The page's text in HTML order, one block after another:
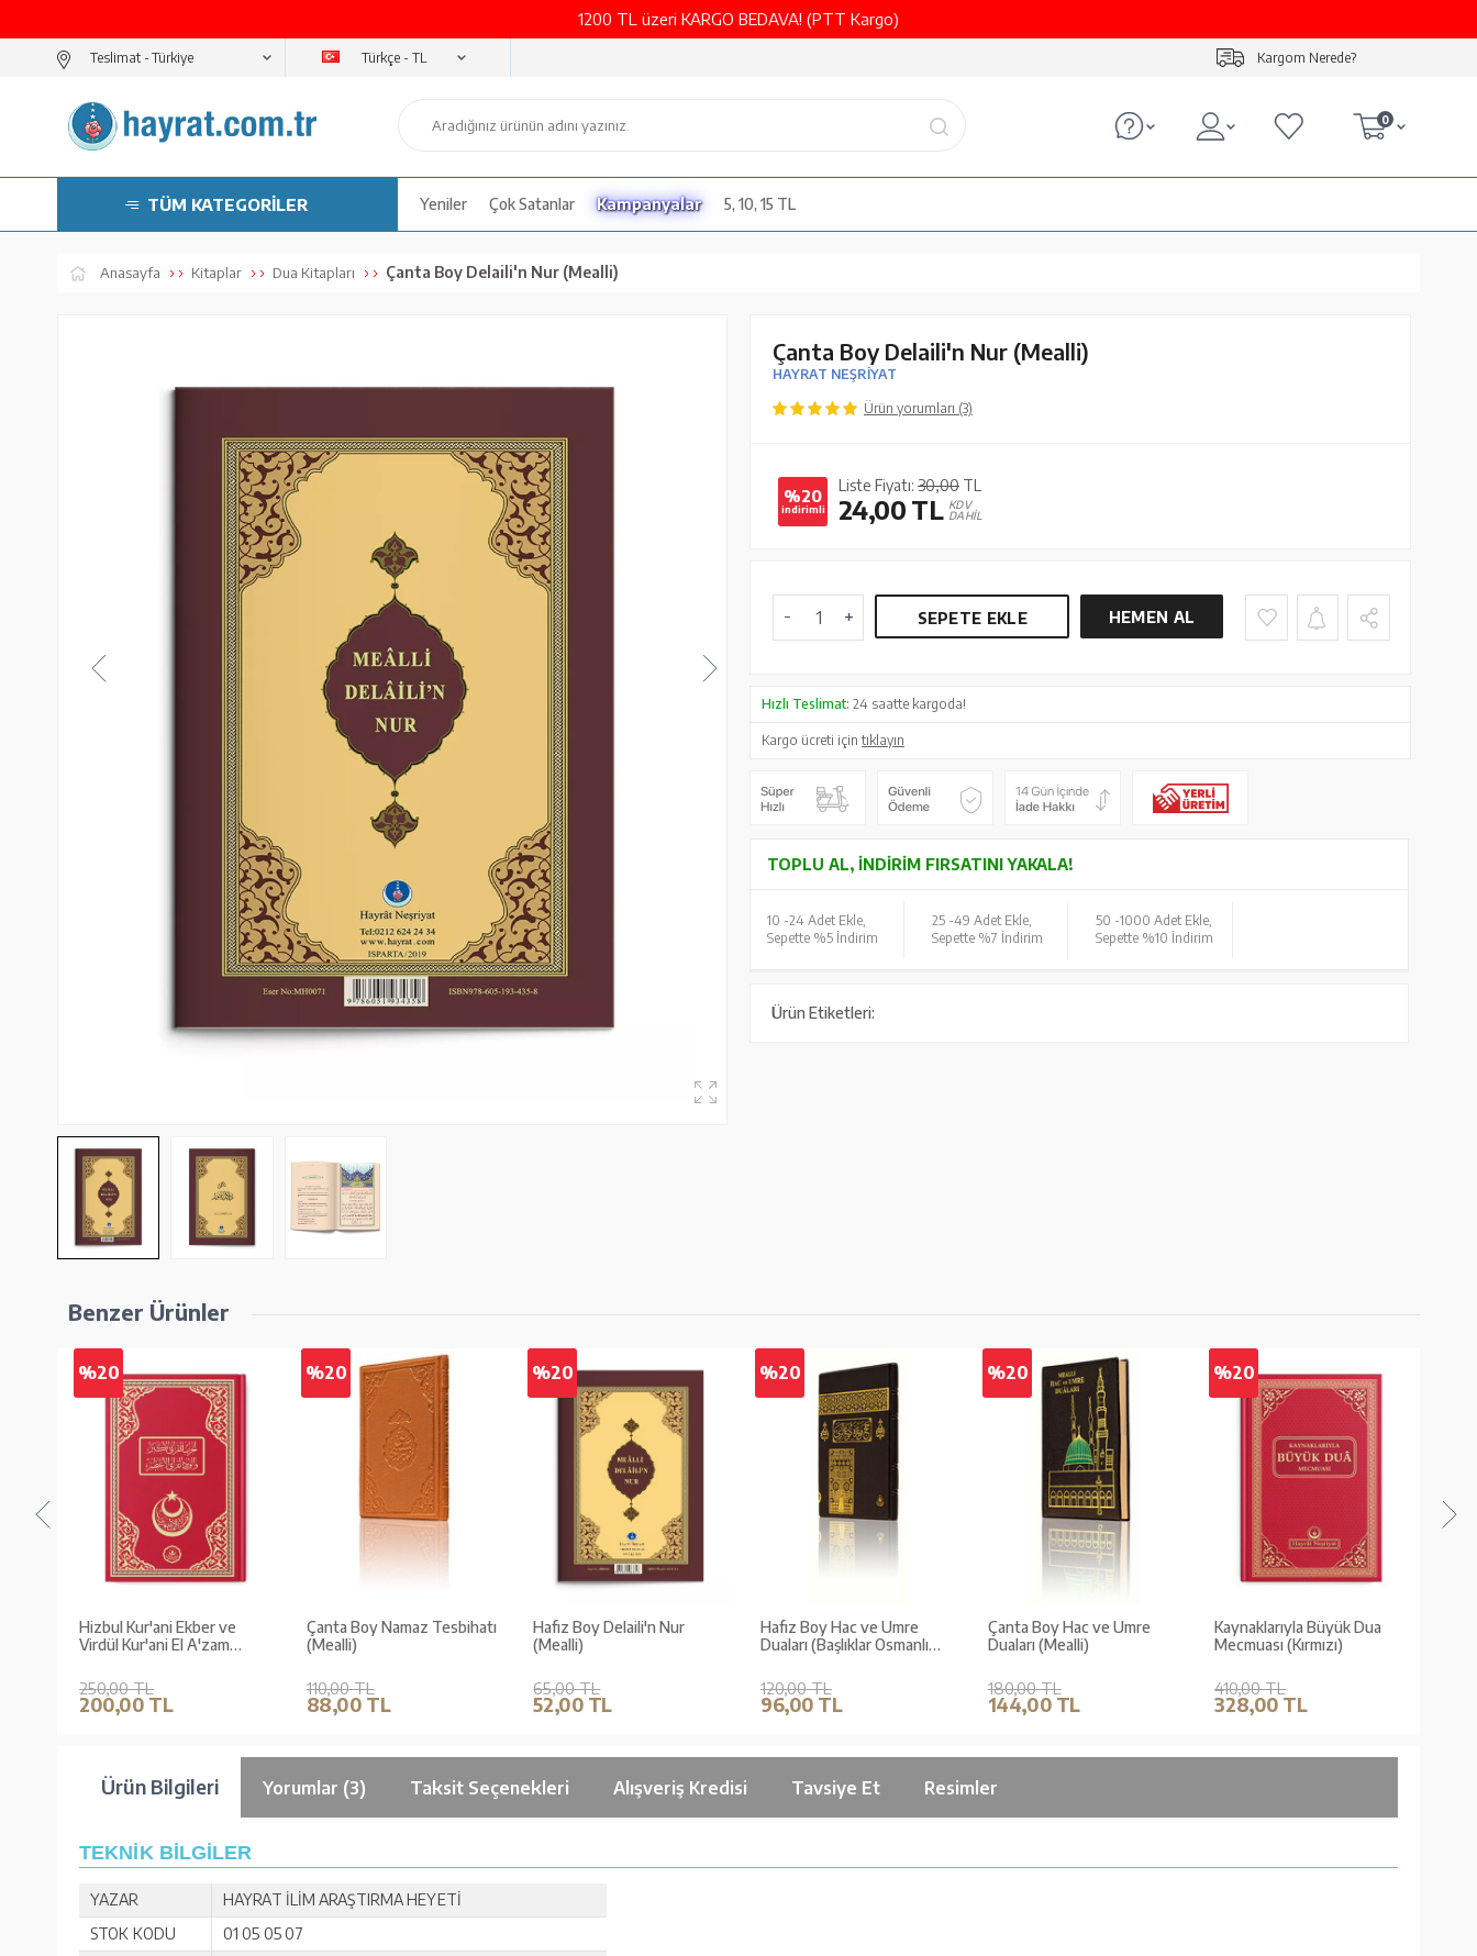
1200 TL üzeri KARGO BEDAVA! (PTT Kargo)
Teslimat - Türkçe - TL Kargom Nerede?
0
TÜM KATEGORİLER Yeniler Çok Satanlar Kampanyalar 5, 10, 15 TL
Anasayfa Kitaplar Dua Kitapları Çanta Boy Delaili'n Nur (Mealli)
Çanta Boy Delaili'n Nur (Mealli)
HAYRAT NEŞRİYAT
Ürün yorumları (3)
%20
indirimli
Liste Fiyatı: 30,00 TL
24,00TL KDV
DAHİL
SEPETE EKLE HEMEN AL
Hızlı Teslimat: 24 saatte kargoda!
Kargo ücreti içintıklayın
TOPLU AL, İNDIRIM FIRSATINI YAKALA!
10 -24 Adet Ekle,
Sepette %5 İndirim
25 -49 Adet Ekle,
Sepette %7 İndirim
50 -1000 Adet Ekle,
Sepette %10 İndirim
Ürün Etiketleri:
Benzer Ürünler
%20
Hizbul Kur'ani Ekber ve
Virdül Kur'ani El A'zam
250,00 TL
200,00 TL
%20
Çanta Boy Namaz Tesbihatı
(Mealli)
110,00 TL
88,00 TL
%20
Hafız Boy Delaili'n Nur
(Mealli)
65,00 TL
52,00 TL
%20
Hafız Boy Hac ve Umre
Duaları (Başlıklar Osmanlı
120,00 TL
96,00 TL
%20
Çanta Boy Hac ve Umre
Duaları (Mealli)
180,00 TL
144,00 TL
%20
Kaynaklarıyla Büyük Dua
Mecmuası (Kırmızı)
410,00 TL
328,00 TL
Ürün Bilgileri Yorumlar (3) Taksit Seçenekleri Alışveriş Kredisi Tavsiye Et Resimler
TEKNİK BİLGİLER
YAZAR
HAYRAT İLİM ARAŞTIRMA HEYETİ
STOK KODU
01 05 05 07